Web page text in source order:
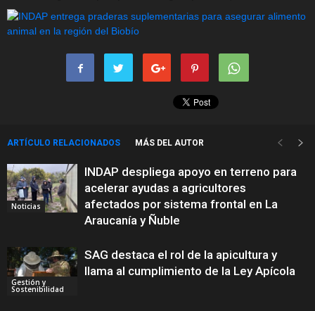
ARTÍCULO RELACIONADOS MÁS DEL AUTOR
Noticias
INDAP despliega apoyo en terreno para
acelerar ayudas a agricultores
afectados por sistema frontal en La
Araucanía y Ñuble
Gestión y
Sostenibilidad
SAG destaca el rol de la apicultura y
llama al cumplimiento de la Ley Apícola